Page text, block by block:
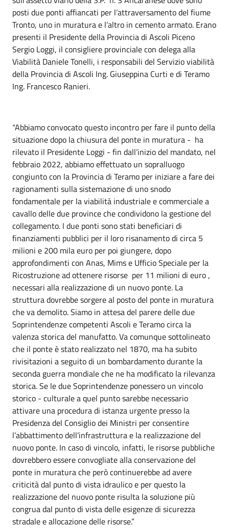
posti due ponti affiancati per l’attraversamento del fiume
Tronto, uno in muratura e l’altro in cemento armato. Erano
presenti il Presidente della Provincia di Ascoli Piceno
Sergio Loggi, il consigliere provinciale con delega alla
Viabilità Daniele Tonelli, i responsabili del Servizio viabilità
della Provincia di Ascoli Ing. Giuseppina Curti e di Teramo
Ing. Francesco Ranieri.
“Abbiamo convocato questo incontro per fare il punto della
situazione dopo la chiusura del ponte in muratura - ha
rilevato il Presidente Loggi - fin dall’inizio del mandato, nel
febbraio 2022, abbiamo effettuato un sopralluogo
congiunto con la Provincia di Teramo per iniziare a fare dei
ragionamenti sulla sistemazione di uno snodo
fondamentale per la viabilità industriale e commerciale a
cavallo delle due province che condividono la gestione del
collegamento. I due ponti sono stati beneficiari di
finanziamenti pubblici per il loro risanamento di circa 5
milioni e 200 mila euro per poi giungere, dopo
approfondimenti con Anas, Mims e Ufficio Speciale per la
Ricostruzione ad ottenere risorse per 11 milioni di euro ,
necessari alla realizzazione di un nuovo ponte. La
struttura dovrebbe sorgere al posto del ponte in muratura
che va demolito. Siamo in attesa del parere delle due
Soprintendenze competenti Ascoli e Teramo circa la
valenza storica del manufatto. Va comunque sottolineato
che il ponte è stato realizzato nel 1870, ma ha subito
rivisitazioni a seguito di un bombardamento durante la
seconda guerra mondiale che ne ha modificato la rilevanza
storica. Se le due Soprintendenze ponessero un vincolo
storico - culturale a quel punto sarebbe necessario
attivare una procedura di istanza urgente presso la
Presidenza del Consiglio dei Ministri per consentire
l’abbattimento dell’infrastruttura e la realizzazione del
nuovo ponte. In caso di vincolo, infatti, le risorse pubbliche
dovrebbero essere convogliate alla conservazione del
ponte in muratura che però continuerebbe ad avere
criticità dal punto di vista idraulico e per questo la
realizzazione del nuovo ponte risulta la soluzione più
congrua dal punto di vista delle esigenze di sicurezza
stradale e allocazione delle risorse.”